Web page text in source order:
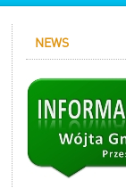
NEWS